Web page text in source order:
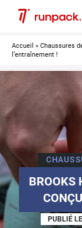
Accueil » Chaussures
l’entraînement !
BROOKS
PUBLIÉ LE